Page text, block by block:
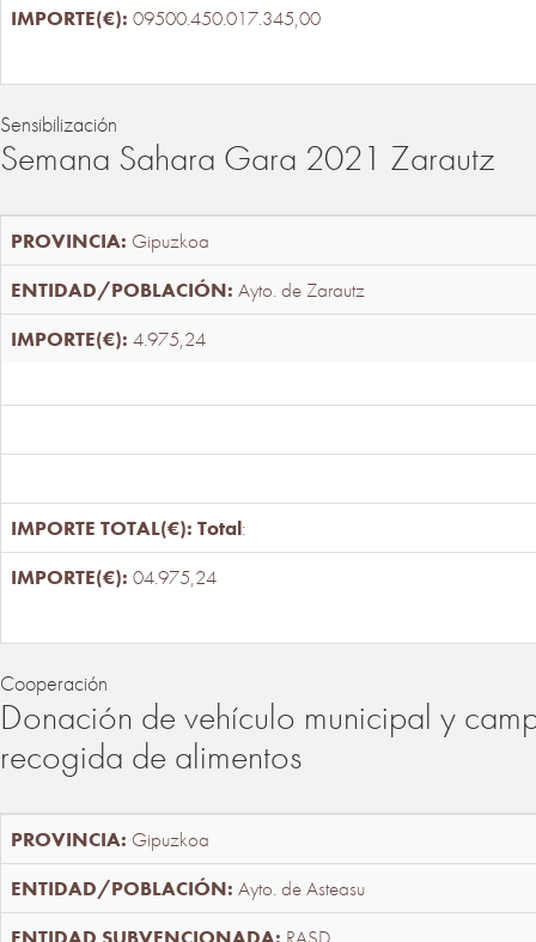
09500.450.017.345,00
Sensibilización
Semana Sahara Gara 2021 Zarautz
Gipuzkoa
Ayto. de Zarautz
4.975,24
Total:
04.975,24
Cooperación
Donación de vehículo municipal y
recogida de alimentos
Gipuzkoa
Ayto. de Asteasu